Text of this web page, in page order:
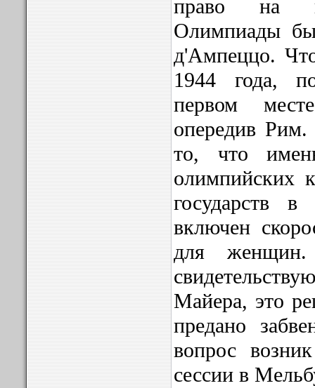
право на
Олимпиады
д'Ампеццо.
1944 года,
первом
опередив
то, что
олимпийских
государств
включен
для
Майера, это
предано
вопрос
сессии в